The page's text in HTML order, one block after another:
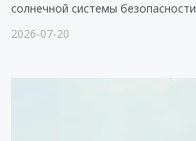
солнечной системы безопасности
2026-07-20